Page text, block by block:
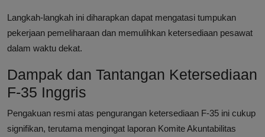
Langkah-langkah ini diharapkan dapat mengatasi tumpukan
pekerjaan pemeliharaan dan memulihkan ketersediaan pesawat
dalam waktu dekat.
Dampak dan Tantangan Ketersediaan
F-35 Inggris
Pengakuan resmi atas pengurangan ketersediaan F-35 ini cukup
signifikan, terutama mengingat laporan Komite Akuntabilitas